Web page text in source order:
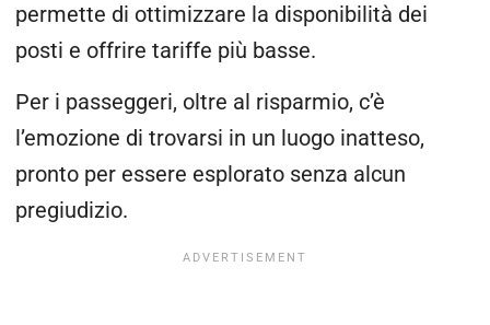
permette di ottimizzare la disponibilità dei
posti e offrire tariffe più basse.
Per i passeggeri, oltre al risparmio, c’è
l’emozione di trovarsi in un luogo inatteso,
pronto per essere esplorato senza alcun
pregiudizio.